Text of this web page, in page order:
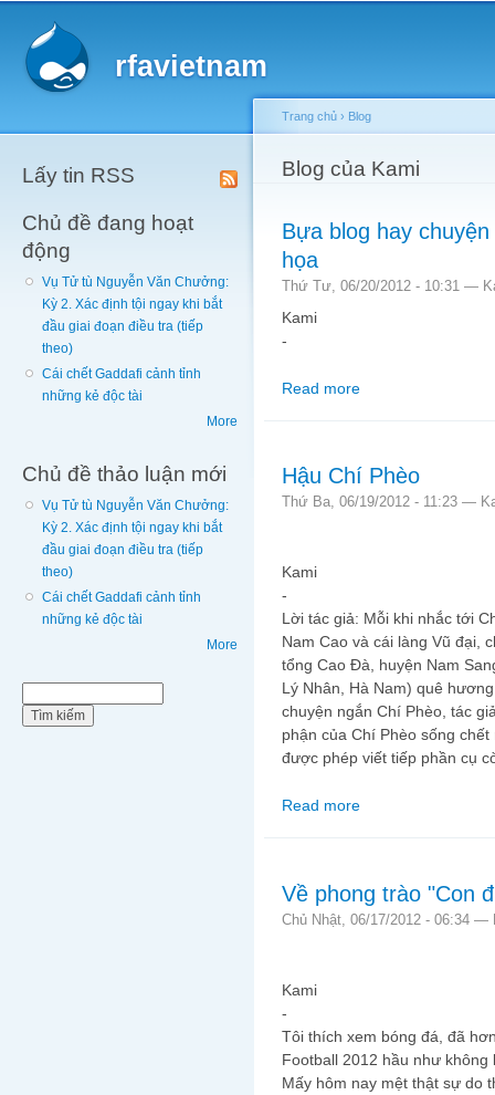
rfavietnam
Lấy tin RSS
Chủ đề đang hoạt
động
Vụ Tử tù Nguyễn Văn Chưởng:
Kỳ 2. Xác định tội ngay khi bắt
đầu giai đoạn điều tra (tiếp
theo)
Cái chết Gaddafi cảnh tỉnh
những kẻ độc tài
More
Chủ đề thảo luận mới
Vụ Tử tù Nguyễn Văn Chưởng:
Kỳ 2. Xác định tội ngay khi bắt
đầu giai đoạn điều tra (tiếp
theo)
Cái chết Gaddafi cảnh tỉnh
những kẻ độc tài
More
You are here
Trang chủ › Blog
Blog của Kami
Bựa blog hay
họa
Thứ Tư, 06/20/2012 - 10:31 —
Kami
-
Read more
Hậu Chí Phèo
Thứ Ba, 06/19/2012 - 11:23 —
Kami
-
Lời tác giả: Mỗi khi nhắc tới
Nam Cao và cái làng Vũ đại,
tổng Cao Đà, huyện Nam
Lý Nhân, Hà Nam) quê
chuyện ngắn Chí Phèo, tác
phận của Chí Phèo sống
được phép viết tiếp phần cụ
Read more
Về phong trào "Con
Chủ Nhật, 06/17/2012 - 06:34 —
Kami
-
Tôi thích xem bóng đá, đã
Football 2012 hầu như
Mấy hôm nay mệt thật sự do